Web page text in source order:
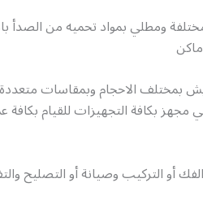
ومطلي بمواد تحميه من الصدأ
بمختلف الاحجام وبمقاسات
مجهز بكافة التجهيزات للقيام بكافة
أو التركيب وصيانة أو التصليح